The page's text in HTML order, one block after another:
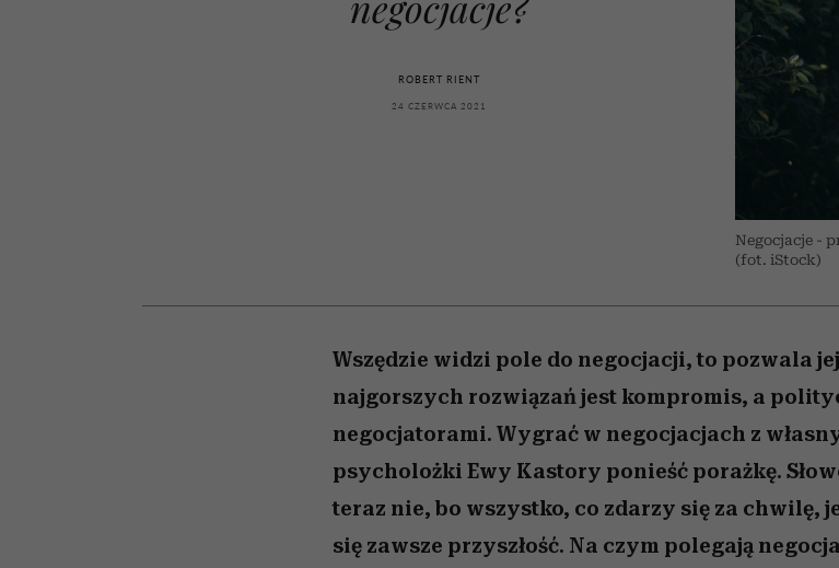
odc. 7]
ROBERT RIENT
24 CZERWCA 2021
Negocjacje -
(fot. iStock)
Wszędzie widzi pole do negocjacji, to pozwala
najgorszych rozwiązań jest kompromis, a
negocjatorami. Wygrać w negocjacjach z
psycholożki Ewy Kastory ponieść porażkę.
teraz nie, bo wszystko, co zdarzy się za chwilę,
się zawsze przyszłość. Na czym polegają